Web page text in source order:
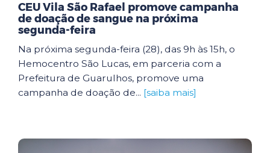
CEU Vila São Rafael promove campanha
de doação de sangue na próxima
segunda-feira
Na próxima segunda-feira (28), das 9h às 15h, o
Hemocentro São Lucas, em parceria com a
Prefeitura de Guarulhos, promove uma
campanha de doação de... [saiba mais]